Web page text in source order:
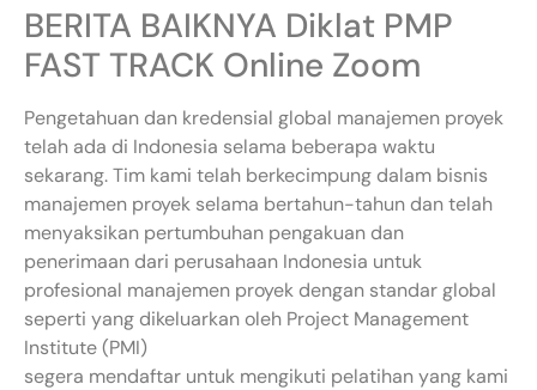
BERITA BAIKNYA Diklat PMP
FAST TRACK Online Zoom
Pengetahuan dan kredensial global manajemen proyek
telah ada di Indonesia selama beberapa waktu
sekarang. Tim kami telah berkecimpung dalam bisnis
manajemen proyek selama bertahun-tahun dan telah
menyaksikan pertumbuhan pengakuan dan
penerimaan dari perusahaan Indonesia untuk
profesional manajemen proyek dengan standar global
seperti yang dikeluarkan oleh Project Management
Institute (PMI)
segera mendaftar untuk mengikuti pelatihan yang kami